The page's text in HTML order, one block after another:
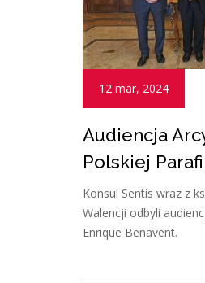
12 mar, 2024
Audiencja
Polskiej
Konsul Sentis wraz z
Walencji odbyli
Enrique Benavent.